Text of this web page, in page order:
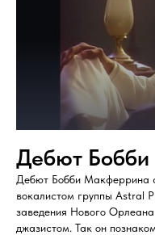
Дебют
Дебют Бобби Макферрина
вокалистом группы Astral
заведения Нового
джазистом. Так он